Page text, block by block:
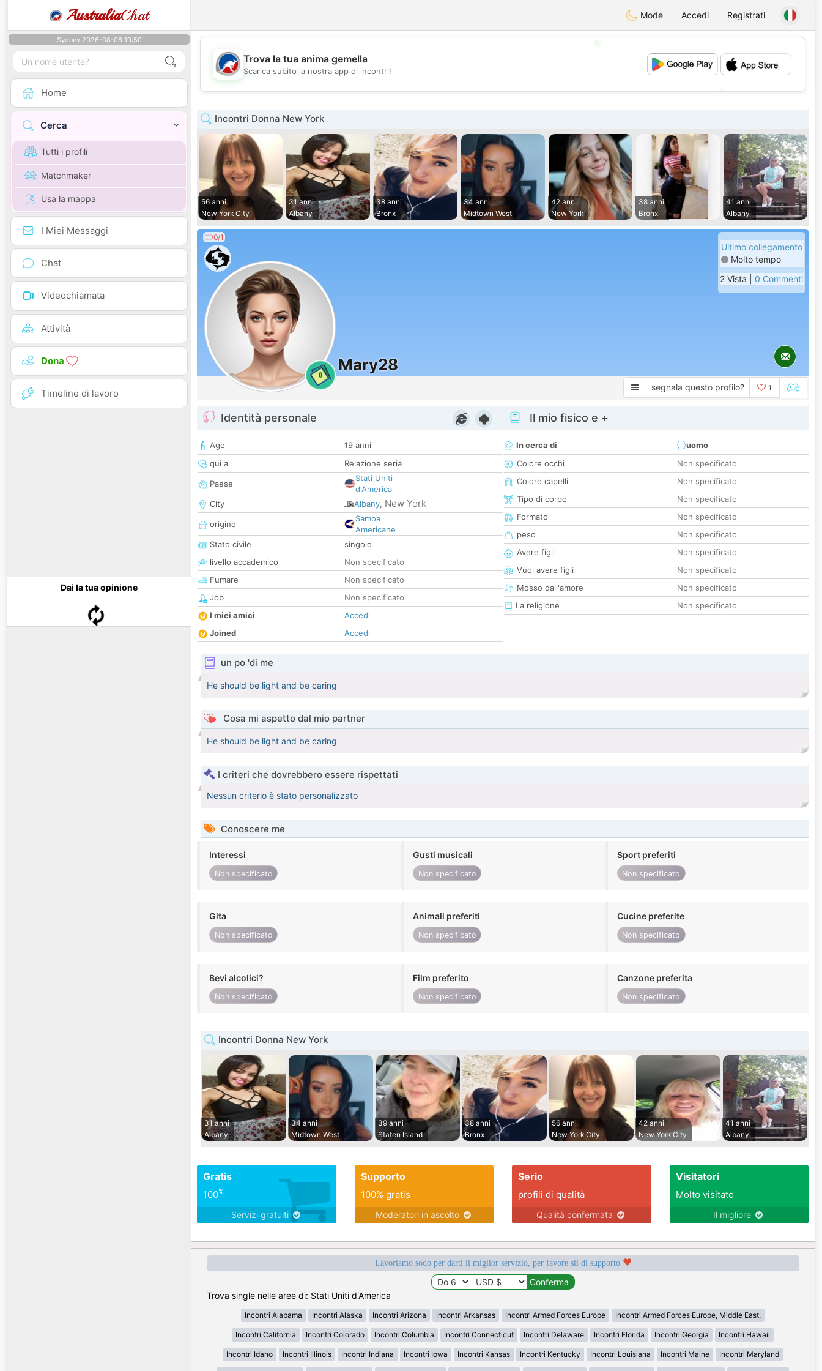
AustraliaChat Mode Accedi Registrati
Sydney 2026-08-06 10:50
Home
Cerca
Tutti i profili
Matchmaker
Usa la mappa
I Miei Messaggi
Chat
Videochiamata
Attività
Dona
Timeline di lavoro
Dai la tua opinione
💖
💕
Trova la tua anima gemella
Scarica subito la nostra app di incontri!
Incontri Donna New York
56 anni
New York City
31 anni
Albany
38 anni
Bronx
34 anni
Midtown West
42 anni
New York
38 anni
Bronx
41 anni
Albany
0/1
0
Mary28
Ultimo collegamento
Molto tempo
2 Vista | 0 Commenti
segnala questo profilo? 1
Identità personale
Age
19 anni
qui a
Relazione seria
Paese
Stati Uniti
d'America
City
Albany, New York
origine
Samoa
Americane
Stato civile
singolo
livello accademico
Non specificato
Fumare
Non specificato
Job
Non specificato
I miei amici
Accedi
Joined
Accedi
Il mio fisico e +
In cerca di
uomo
Colore occhi
Non specificato
Colore capelli
Non specificato
Tipo di corpo
Non specificato
Formato
Non specificato
peso
Non specificato
Avere figli
Non specificato
Vuoi avere figli
Non specificato
Mosso dall'amore
Non specificato
La religione
Non specificato
un po 'di me
He should be light and be caring
Cosa mi aspetto dal mio partner
He should be light and be caring
I criteri che dovrebbero essere rispettati
Nessun criterio è stato personalizzato
Conoscere me
Interessi
Non specificato
Gusti musicali
Non specificato
Sport preferiti
Non specificato
Gita
Non specificato
Animali preferiti
Non specificato
Cucine preferite
Non specificato
Bevi alcolici?
Non specificato
Film preferito
Non specificato
Canzone preferita
Non specificato
Incontri Donna New York
31 anni
Albany
34 anni
Midtown West
39 anni
Staten Island
38 anni
Bronx
56 anni
New York City
42 anni
New York City
41 anni
Albany
Gratis
100%
Servizi gratuiti
Supporto
100% gratis
Moderatori in ascolto
Serio
profili di qualità
Qualità confermata
Visitatori
Molto visitato
Il migliore
Lavoriamo sodo per darti il miglior servizio, per favore sii di supporto
Trova single nelle aree di: Stati Uniti d'America
Incontri Alabama Incontri Alaska Incontri Arizona Incontri Arkansas Incontri Armed Forces Europe Incontri Armed Forces Europe, Middle East,
Incontri California Incontri Colorado Incontri Columbia Incontri Connecticut Incontri Delaware Incontri Florida Incontri Georgia Incontri Hawaii
Incontri Idaho Incontri Illinois Incontri Indiana Incontri Iowa Incontri Kansas Incontri Kentucky Incontri Louisiana Incontri Maine Incontri Maryland